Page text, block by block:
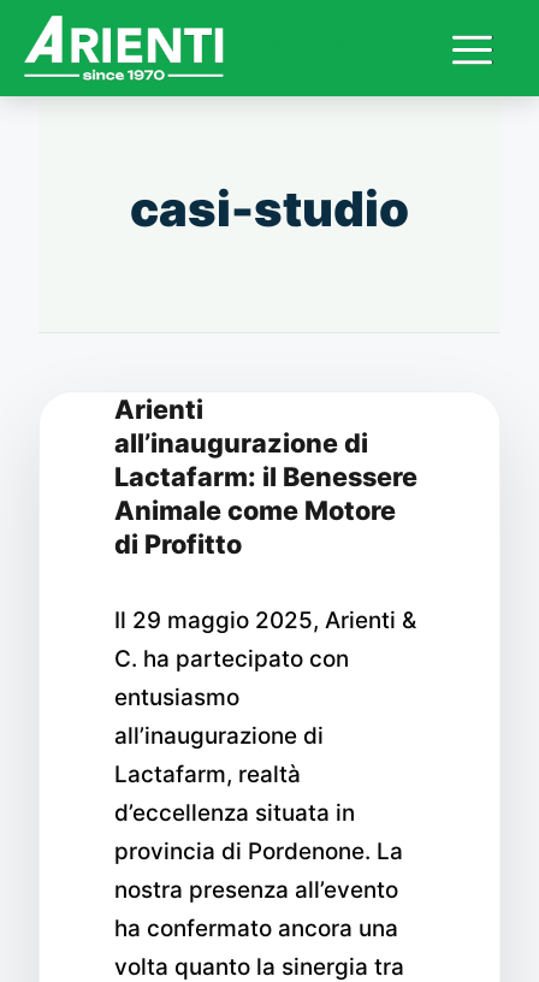
Vai
al
casi-studio
Arienti
all’inaugurazione di
Lactafarm: il Benessere
Animale come Motore
di Profitto
Il 29 maggio 2025, Arienti &
C. ha partecipato con
entusiasmo
all’inaugurazione di
Lactafarm, realtà
d’eccellenza situata in
provincia di Pordenone. La
nostra presenza all’evento
ha confermato ancora una
volta quanto la sinergia tra